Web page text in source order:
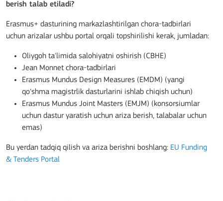
berish talab etiladi?
Erasmus+ dasturining markazlashtirilgan chora-tadbirlari
uchun arizalar ushbu portal orqali topshirilishi kerak, jumladan:
Oliygoh ta'limida salohiyatni oshirish (CBHE)
Jean Monnet chora-tadbirlari
Erasmus Mundus Design Measures (EMDM) (yangi
qo‘shma magistrlik dasturlarini ishlab chiqish uchun)
Erasmus Mundus Joint Masters (EMJM) (konsorsiumlar
uchun dastur yaratish uchun ariza berish, talabalar uchun
emas)
Bu yerdan tadqiq qilish va ariza berishni boshlang: EU Funding
& Tenders Portal